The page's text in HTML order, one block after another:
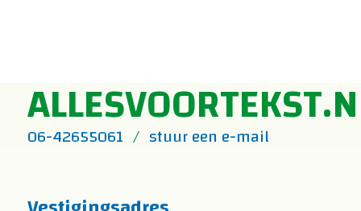
06-42655061 stuur een e-mail